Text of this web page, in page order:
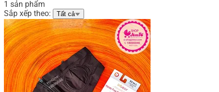
1 sản phẩm
Sắp xếp theo:
Tất cả